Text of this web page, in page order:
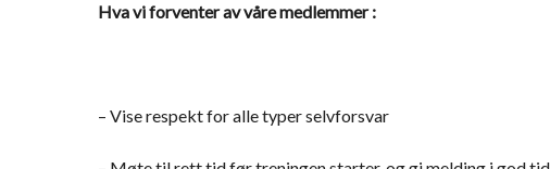
Hva vi forventer av våre medlemmer :
– Vise respekt for alle typer selvforsvar